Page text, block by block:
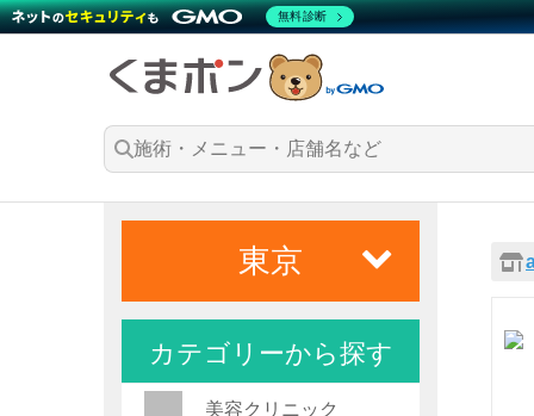
東京
カテゴリーから探す
美容クリニック
無料診断